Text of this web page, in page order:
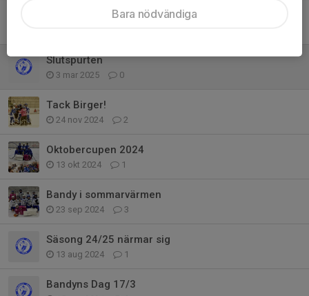
Arbetspass och ungdomsråd
Slutspurten
3 mar 2025 0
Tack Birger!
24 nov 2024 2
Oktobercupen 2024
13 okt 2024 1
Bandy i sommarvärmen
23 sep 2024 3
Säsong 24/25 närmar sig
13 aug 2024 1
Bandyns Dag 17/3
Bara nödvändiga